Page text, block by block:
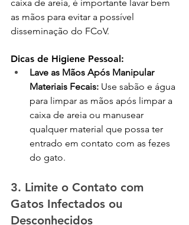
caixa de areia, é importante lavar bem
as mãos para evitar a possível
disseminação do FCoV.
Dicas de Higiene Pessoal:
Lave as Mãos Após Manipular
Materiais Fecais: Use sabão e água
para limpar as mãos após limpar a
caixa de areia ou manusear
qualquer material que possa ter
entrado em contato com as fezes
do gato.
3. Limite o Contato com
Gatos Infectados ou
Desconhecidos